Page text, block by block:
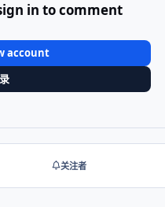
in to comment
account
关注者